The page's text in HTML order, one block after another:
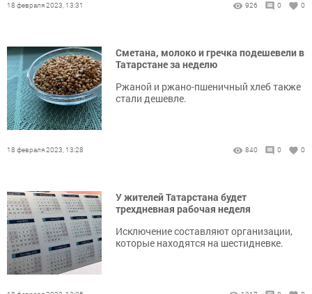
18 февраля 2023, 13:31 926 0 0
Сметана, молоко и гречка подешевели в
Татарстане за неделю
Ржаной и ржано-пшеничный хлеб также
стали дешевле.
18 февраля 2023, 13:28 840 0 0
У жителей Татарстана будет
трехдневная рабочая неделя
Исключение составляют организации,
которые находятся на шестидневке.